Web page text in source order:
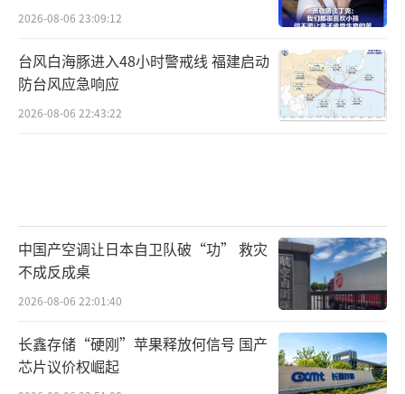
2026-08-06 23:09:12
台风白海豚进入48小时警戒线 福建启动
防台风应急响应
2026-08-06 22:43:22
中国产空调让日本自卫队破“功” 救灾
不成反成桌
2026-08-06 22:01:40
长鑫存储“硬刚”苹果释放何信号 国产
芯片议价权崛起